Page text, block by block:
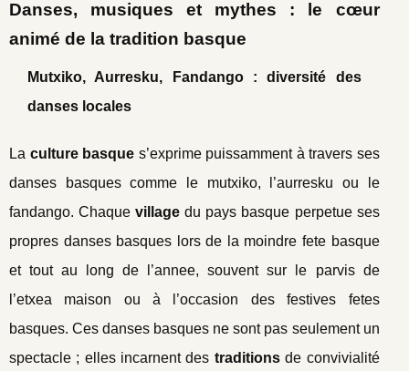
Danses, musiques et mythes : le cœur
animé de la tradition basque
Mutxiko, Aurresku, Fandango : diversité des
danses locales
La culture basque s’exprime puissamment à travers ses
danses basques comme le mutxiko, l’aurresku ou le
fandango. Chaquevillage du pays basque perpetue ses
propres danses basques lors de la moindre fete basque
et tout au long de l’annee, souvent sur le parvis de
l’etxea maison ou à l’occasion des festives fetes
basques. Ces danses basques ne sont pas seulement un
spectacle ; elles incarnent des traditionsde convivialité